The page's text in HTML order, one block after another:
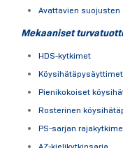
Avattavien suojusten
Mekaaniset
HDS-kytkimet
Köysihätäpysäyttimet
Pienikokoiset
Rosterinen
PS-sarjan